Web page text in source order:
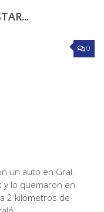
0
un auto en Gral.
y lo quemaron en
2 kilómetros de